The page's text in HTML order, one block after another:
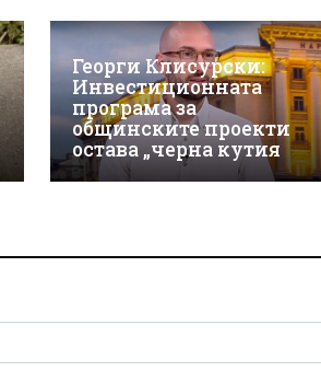
Георги Клисурски:
Инвестиционната
програма за
общинските проекти
остава „черна кутия